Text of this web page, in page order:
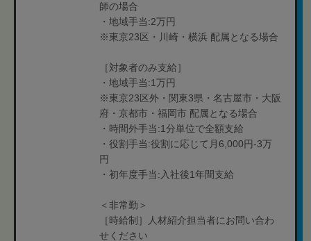
師の場合
・地域手当:2万円
※東京23区・川崎・横浜 配属となる場合
［対象者のみ支給］
・地域手当:1万円
※東京23区外・関東3県・名古屋市・大阪
府・京都市・福岡市 配属となる場合
・時間外手当:1分単位で全額支給
・役割手当:役割に応じて月6,000円-3万
円
・初年度手当:入社後1年間支給
＜非常勤＞
［時給制］人材紹介担当者にお問い合わ
せください